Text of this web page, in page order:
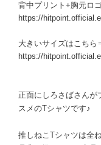
背中プリント+胸元ロ
https://
大きいサイズはこち
https://
正面にしろさばさんが
スメのTシャツです♪
推しねこTシャツは全